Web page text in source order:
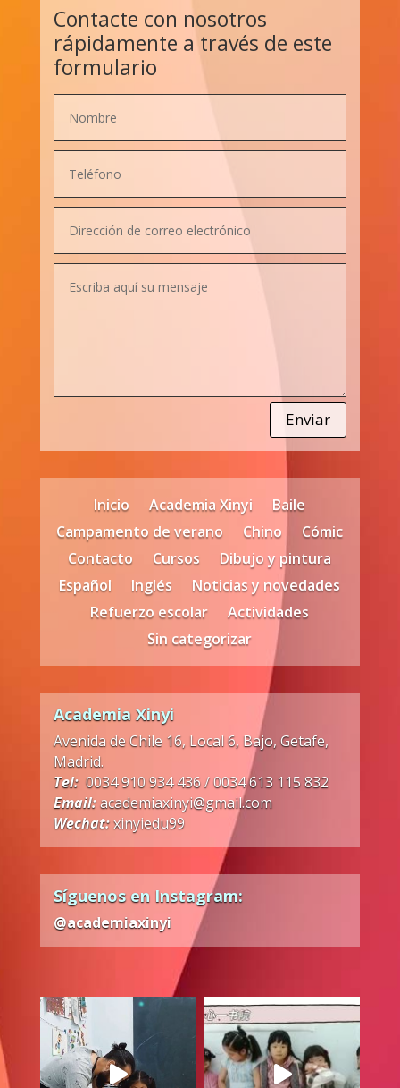
Contacte con nosotros
rápidamente a través de este
formulario
Enviar
Inicio Academia Xinyi
Baile
Campamento de verano
Chino
Cómic
Contacto
Cursos
Dibujo y pintura
Español
Inglés
Noticias y novedades
Refuerzo escolar
Actividades
Sin categorizar
Academia Xinyi
Avenida de Chile 16, Local 6, Bajo, Getafe,
Madrid.
Tel: 0034 910 934 436 / 0034 613 115 832
Email:academiaxinyi@gmail.com
Wechat:xinyiedu99
Síguenos en Instagram:
@academiaxinyi